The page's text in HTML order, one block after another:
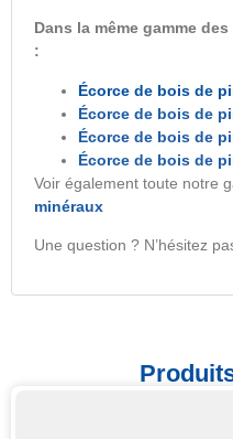
Dans la même gamme
:
Écorce de bois de
Écorce de bois de
Écorce de bois de
Écorce de bois de
Voir également toute notre
minéraux
Une question ? N’hésitez